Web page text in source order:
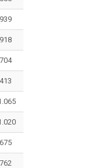
.939
.918
.704
.413
.675
.762